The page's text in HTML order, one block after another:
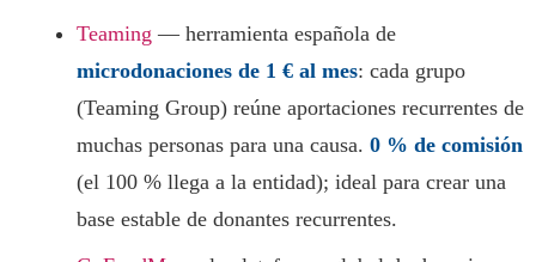
Teaming — herramienta española de
microdonaciones de 1 € al mes: cada grupo
(Teaming Group) reúne aportaciones recurrentes de
muchas personas para una causa. 0 % de comisión
(el 100 % llega a la entidad); ideal para crear una
base estable de donantes recurrentes.